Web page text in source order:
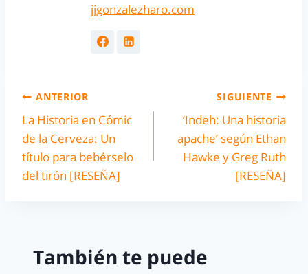
jjgonzalezharo.com
ANTERIOR
La Historia en Cómic
de la Cerveza: Un
título para bebérselo
del tirón [RESEÑA]
SIGUIENTE
‘Indeh: Una historia
apache’ según Ethan
Hawke y Greg Ruth
[RESEÑA]
También te puede